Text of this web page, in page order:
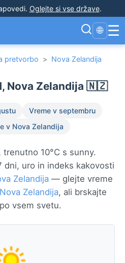
. Oglejte si vse države.
🌐 ☰
pretvorbo > Nova Zelandija
Nova Zelandija 🇳🇿
Vreme v septembru
v Nova Zelandija
10°C s sunny.
dni, uro in indeks kakovosti
Zelandija — glejte vreme
Nova Zelandija, ali brskajte
po vsem svetu.